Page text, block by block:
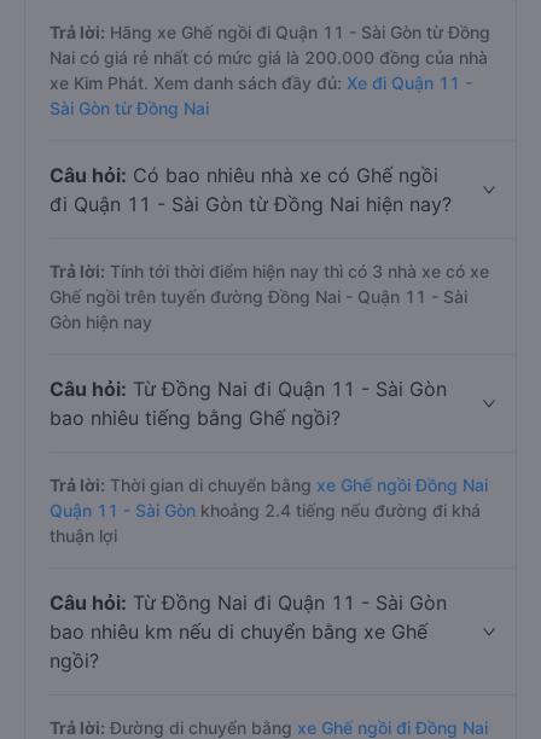
Trả lời: Hãng xe Ghế ngồi đi Quận 11 - Sài Gòn từ Đồng
Nai có giá rẻ nhất có mức giá là 200.000 đồng của nhà
xe Kim Phát. Xem danh sách đầy đủ: Xe đi Quận 11 -
Sài Gòn từ Đồng Nai
Câu hỏi: Có bao nhiêu nhà xe có Ghế ngồi
đi Quận 11 - Sài Gòn từ Đồng Nai hiện nay?
Trả lời: Tính tới thời điểm hiện nay thì có 3 nhà xe có xe
Ghế ngồi trên tuyến đường Đồng Nai - Quận 11 - Sài
Gòn hiện nay
Câu hỏi: Từ Đồng Nai đi Quận 11 - Sài Gòn
bao nhiêu tiếng bằng Ghế ngồi?
Trả lời: Thời gian di chuyển bằng xe Ghế ngồi Đồng Nai
Quận 11 - Sài Gòn khoảng 2.4 tiếng nếu đường đi khá
thuận lợi
Câu hỏi: Từ Đồng Nai đi Quận 11 - Sài Gòn
bao nhiêu km nếu di chuyển bằng xe Ghế
ngồi?
Trả lời: Đường di chuyển bằng xe Ghế ngồi đi Đồng Nai